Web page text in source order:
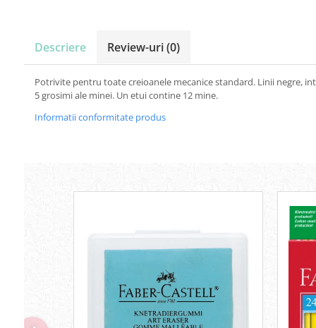
Hartie Copiator
Hartie Foto
Hartie Glasata
Liniare , truse geometrie
Descriere Review-uri(0)
Potrivite pentru toate creioanele mecanice standard. Linii negre,
5 grosimi ale minei. Un etui contine 12 mine.
Informatii conformitate produs